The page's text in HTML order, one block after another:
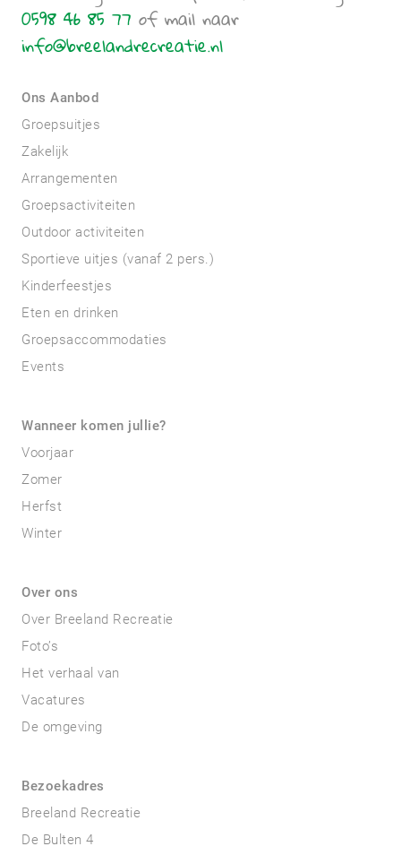
0598 46 85 77 of mail naar
info@breelandrecreatie.nl
Ons Aanbod
Groepsuitjes
Zakelijk
Arrangementen
Groepsactiviteiten
Outdoor activiteiten
Sportieve uitjes (vanaf 2 pers.)
Kinderfeestjes
Eten en drinken
Groepsaccommodaties
Events
Wanneer komen jullie?
Voorjaar
Zomer
Herfst
Winter
Over ons
Over Breeland Recreatie
Foto’s
Het verhaal van
Vacatures
De omgeving
Bezoekadres
Breeland Recreatie
De Bulten 4